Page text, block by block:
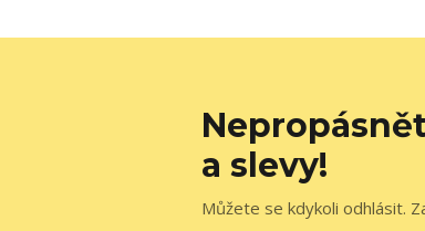
a slevy!
Můžete se kdykoli odhlásit.